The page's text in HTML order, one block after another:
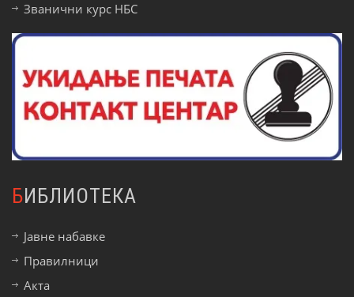
Званични курс НБС
БИБЛИОТЕКА
Јавне набавке
Правилници
Акта